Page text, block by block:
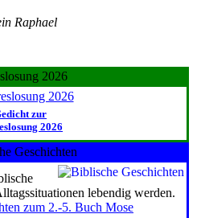
Raphael
2026
zur
2026
Geschichten
lebendig werden.
zum 2.-5. Buch Mose